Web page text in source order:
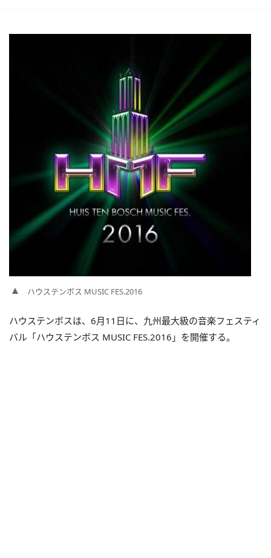
ハウステンボス MUSIC FES.2016
ハウステンボスは、6月11日に、九州最大級の音楽フェスティ
バル「ハウステンボス MUSIC FES.2016」を開催する。